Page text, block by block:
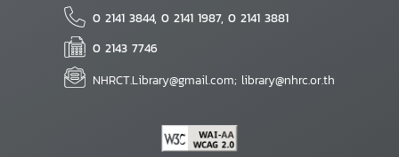
0 2141 3844, 0 2141 1987, 0 2141 3881
0 2143 7746
NHRCT.Library@gmail.com; library@nhrc.or.th